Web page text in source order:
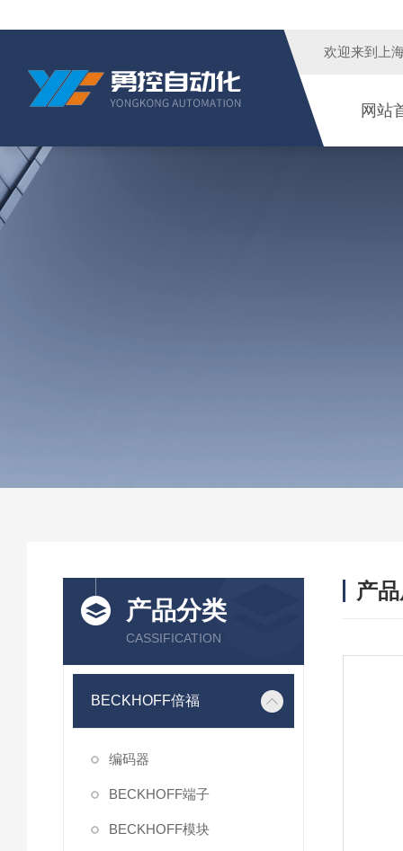
欢迎来到 上
网站
产品分类
CASSIFICATION
BECKHOFF倍福
编码器
BECKHOFF端子
BECKHOFF模块
产